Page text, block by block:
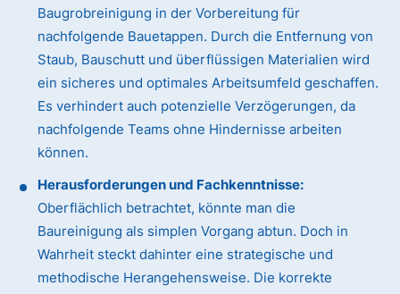
Baugrobreinigung in der Vorbereitung für
nachfolgende Bauetappen. Durch die Entfernung von
Staub, Bauschutt und überflüssigen Materialien wird
ein sicheres und optimales Arbeitsumfeld geschaffen.
Es verhindert auch potenzielle Verzögerungen, da
nachfolgende Teams ohne Hindernisse arbeiten
können.
Herausforderungen und Fachkenntnisse:
Oberflächlich betrachtet, könnte man die
Baureinigung als simplen Vorgang abtun. Doch in
Wahrheit steckt dahinter eine strategische und
methodische Herangehensweise. Die korrekte